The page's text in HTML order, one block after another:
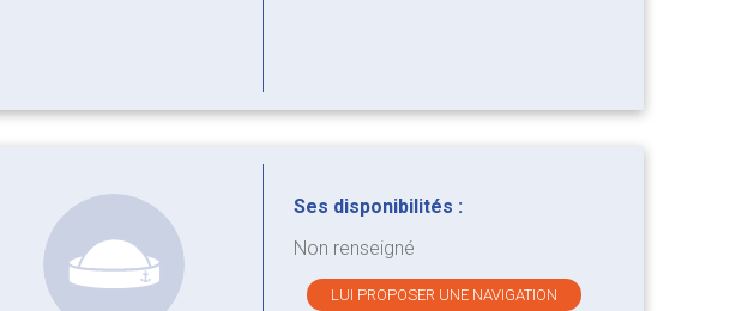
Ses disponibilités :
Non renseigné
LUI PROPOSER UNE NAVIGATION